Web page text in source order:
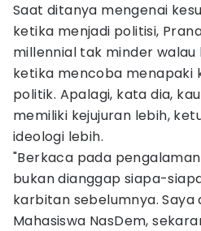
Saat ditanya mengenai
ketika menjadi politisi,
millennial tak minder
ketika mencoba menapaki
politik. Apalagi, kata dia,
memiliki kejujuran lebih,
ideologi lebih.
"Berkaca pada
bukan dianggap siapa-
karbitan sebelumnya. Saya
Mahasiswa NasDem,